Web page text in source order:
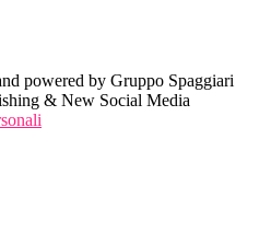
powered by Gruppo Spaggiari
& New Social Media